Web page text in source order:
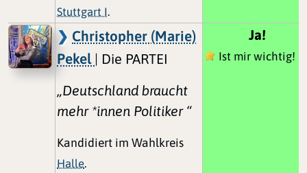
Stuttgart I.
Christopher (Marie)
Pekel | Die PARTEI
„Deutschland braucht
mehr *innen Politiker “
Kandidiert im Wahlkreis
Halle.
Ja!
Ist mir wichtig!